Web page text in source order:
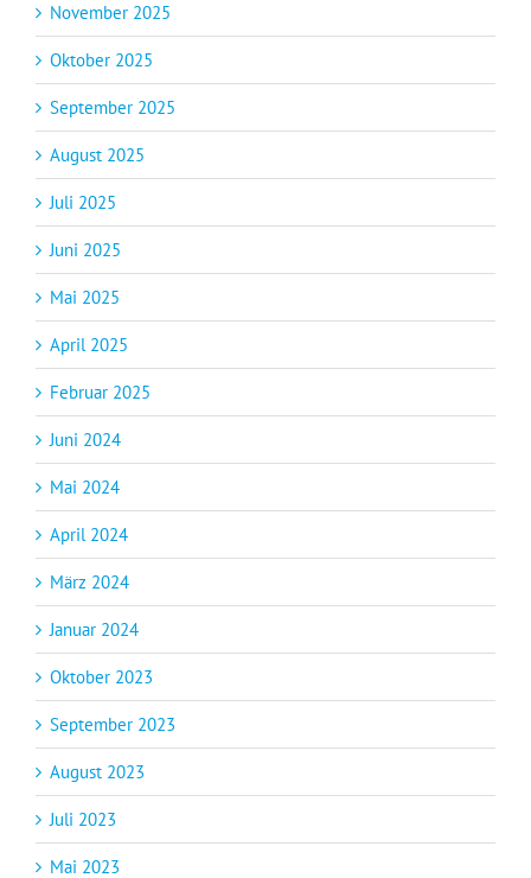
November 2025
Oktober 2025
September 2025
August 2025
Juli 2025
Juni 2025
Mai 2025
April 2025
Februar 2025
Juni 2024
Mai 2024
April 2024
März 2024
Januar 2024
Oktober 2023
September 2023
August 2023
Juli 2023
Mai 2023